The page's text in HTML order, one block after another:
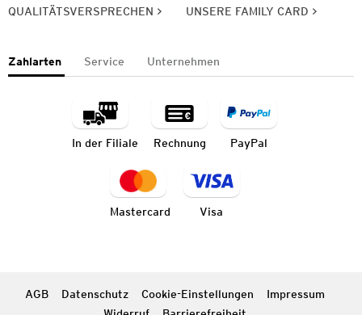
QUALITÄTSVERSPRECHEN UNSERE FAMILY CARD
Zahlarten Service Unternehmen
In der Filiale Rechnung PayPal
Mastercard Visa
AGB Datenschutz Cookie-Einstellungen
Impressum